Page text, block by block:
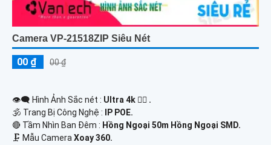
Camera VP-21518ZIP Siêu Nét
00 ₫ 00 ₫
👁️‍🗨 Hình Ảnh Sắc nét : Ultra 4k 👍🏾 .
🕉️ Trang Bị Công Nghệ :
IP POE.
🔴 Tầm Nhìn Ban Đêm : Hồng Ngoại 50m Hồng Ngoại SMD.
🗜️ Mẫu CameraXoay 360.